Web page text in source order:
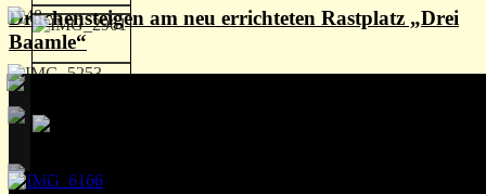
Drachensteigen am neu errichteten Rastplatz „Drei
Baamle“